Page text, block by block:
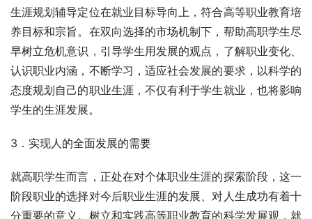
生涯规划辅导定位在就业目标导向上，符合高等职业教育培
养目标和宗旨。在双向选择的市场机制下，帮助高职学生尽
早树立危机意识，引导学生用发展的观点，了解职业变化、
认识职业内涵，不断学习，适应社会发展的要求，以科学的
态度规划自己的职业生涯，不仅有利于学生就业，也将影响
学生的生涯发展。
3．实现人的全面发展的需要
就高职学生而言，正处在对个体职业生涯的探索阶段，这一
阶段职业的选择对今后职业生涯的发展、对人生成功有着十
分重要的意义。树立和实践高等职业教育的科学发展观，就